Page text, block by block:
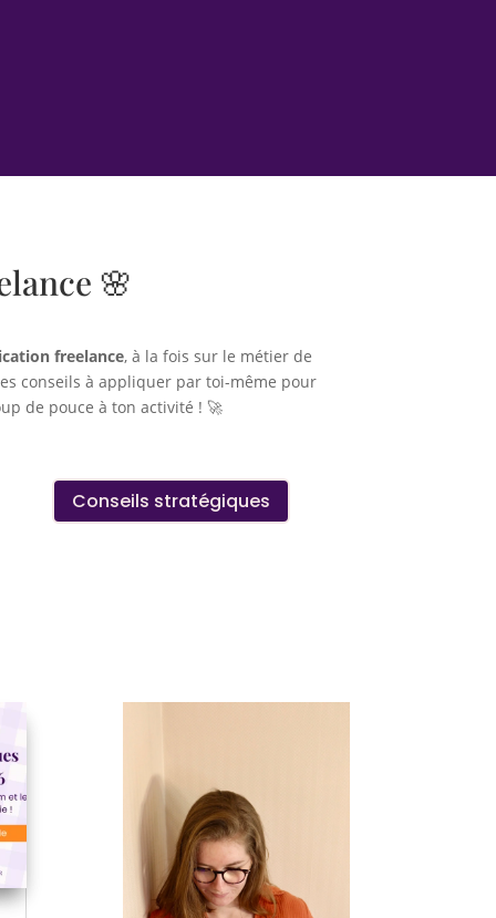
🌸
freelance, à la fois sur le métier de
conseils à appliquer par toi-même pour
de pouce à ton activité ! 🚀
Conseils stratégiques